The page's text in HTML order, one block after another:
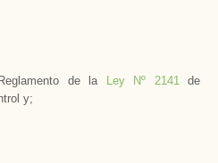
de la Ley Nº 2141de
y;